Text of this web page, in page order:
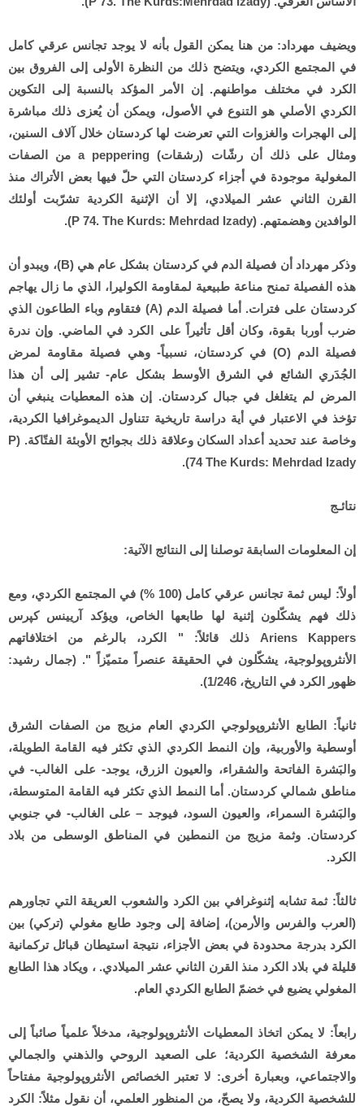
ويضيف مهرداد: من هنا يمكن القول بأنه لا يوجد تجانس عرقي كامل
في المجتمع الكردي، ويتضح ذلك من النظرة الأولى إلى الفروق بين
الكرد في مختلف مواطنهم. إن الأمر المؤكد بالنسبة إلى التكوين
الكردي الأصلي هو التنوع في الأصول، ويمكن أن يُعزى ذلك مباشرة
إلى الهجرات والغزوات التي تعرضت لها كردستان خلال آلاف السنين،
ومثال على ذلك أن رشّات (رشقات) a peppering من الصفات
المغولية موجودة في أجزاء كردستان التي حلّ فيها بعض الأتراك منذ
القرن الثاني عشر الميلادي، إلا أن الإثنية الكردية تشرّبت أولئك
الوافدين وهضمتهم. (P 74. The Kurds: Mehrdad Izady).
وذكر مهرداد أن فصيلة الدم في كردستان بشكل عام هي (B)، ويبدو أن
هذه الفصيلة تمنح مناعة طبيعية لمقاومة الكوليرا، الذي ما زال يهاجم
كردستان على فترات. أما فصيلة الدم (A) فتقاوم وباء الطاعون الذي
ضرب أوربا بقوة، وكان أقل تأثيراً على الكرد في الماضي. وإن ندرة
فصيلة الدم (O) في كردستان، نسبياً- وهي فصيلة مقاومة لمرض
الجُدَري الشائع في الشرق الأوسط بشكل عام- تشير إلى أن هذا
المرض لم يتغلغل في جبال كردستان. إن هذه المعطيات ينبغي أن
تؤخذ في الاعتبار في أية دراسة تاريخية تتناول الديموغرافيا الكردية،
وخاصة عند تحديد أعداد السكان وعلاقة ذلك بجوائح الأوبئة الفتّاكة. (P
74 The Kurds: Mehrdad Izady).
نتائـج
إن المعلومات السابقة توصلنا إلى النتائج الآتية:
أولاً: ليس ثمة تجانس عرقي كامل (100 %) في المجتمع الكردي، ومع
ذلك فهم يشكّلون إثنية لها طابعها الخاص، ويؤكد آريينس كپرس
Ariens Kappers ذلك قائلاً: " الكرد، بالرغم من اختلافاتهم
الأنثروپولوجية، يشكّلون في الحقيقة عنصراً متميّزاً ". (جمال رشيد:
ظهور الكرد في التاريخ، 1/246).
ثانياً: الطابع الأنثروپولوجي الكردي العام مزيج من الصفات الشرق
أوسطية والأوربية، وإن النمط الكردي الذي تكثر فيه القامة الطويلة،
والبَشرة الفاتحة والشقراء، والعيون الزرق، يوجد- على الغالب- في
مناطق شمالي كردستان. أما النمط الذي تكثر فيه القامة المتوسطة،
والبَشرة السمراء، والعيون السود، فيوجد – على الغالب- في جنوبي
كردستان. وثمة مزيج من النمطين في المناطق الوسطى من بلاد
الكرد.
ثالثاً: ثمة تشابه إثنوغرافي بين الكرد والشعوب العريقة التي تجاورهم
(العرب والفرس والأرمن)، إضافة إلى وجود طابع مغولي (تركي) بين
الكرد بدرجة محدودة في بعض الأجزاء، نتيجة استيطان قبائل تركمانية
قليلة في بلاد الكرد منذ القرن الثاني عشر الميلادي. ، ويكاد هذا الطابع
المغولي يضيع في خضمّ الطابع الكردي العام.
رابعاً: لا يمكن اتخاذ المعطيات الأنثروپولوجية، مدخلاً علمياً صائباً إلى
معرفة الشخصية الكردية؛ على الصعيد الروحي والذهني والجمالي
والاجتماعي، وبعبارة أخرى: لا تعتبر الخصائص الأنثروپولوجية مفتاحاً
للشخصية الكردية، ولا يصحّ، من المنظور العلمي، أن نقول مثلاً: الكرد